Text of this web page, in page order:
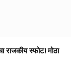
स्फोट! मोठा